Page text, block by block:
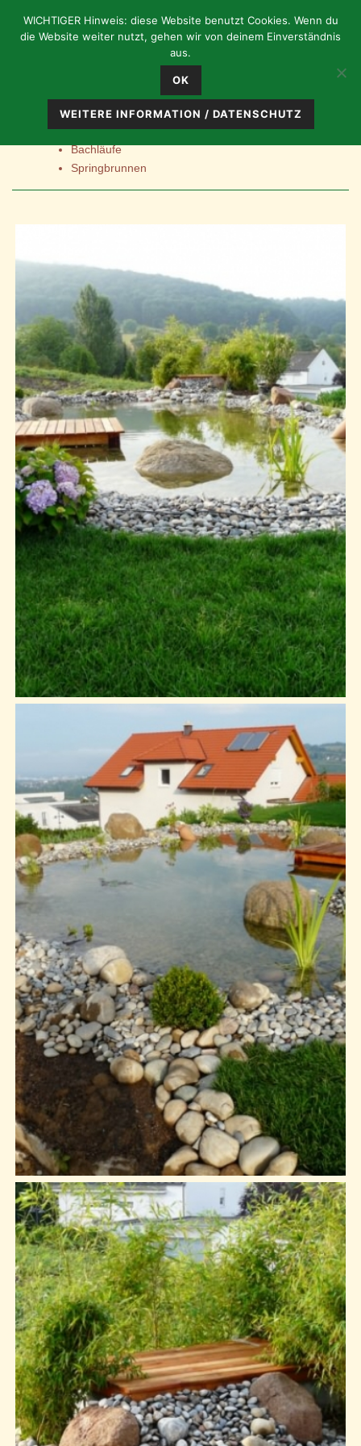
WASSER – QUELL DES LEBENS
„Faszination durch Ruhe und Bewegung“
Teich- und Biotopbau
Bachläufe
Springbrunnen
WICHTIGER Hinweis: diese Website benutzt Cookies. Wenn du
die Website weiter nutzt, gehen wir von deinem Einverständnis
aus.
OK
WEITERE INFORMATION / DATENSCHUTZ